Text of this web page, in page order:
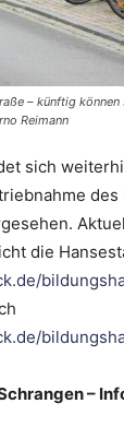
– künftig
Reimann
sich
die
–